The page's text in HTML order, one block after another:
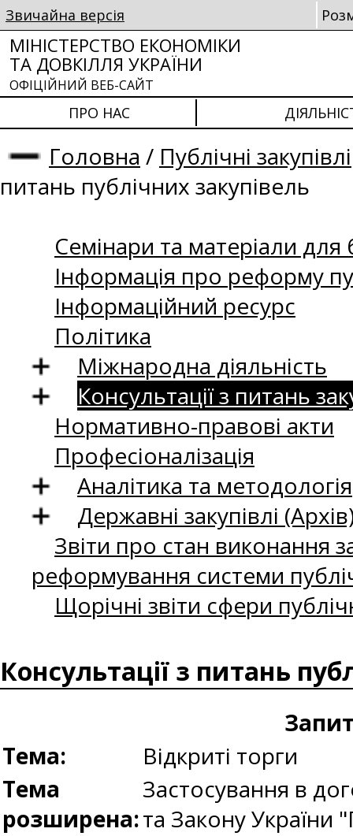
Звичайна версія
МІНІСТЕРСТВО ЕКОНОМІКИ
ТА ДОВКІЛЛЯ УКРАЇНИ
ОФІЦІЙНИЙ ВЕБ-САЙТ
ПРО НАС
Головна / Публічні закупівлі
питань публічних закупівель
Семінари та матеріали для
Інформація про реформу
Інформаційний ресурс
Політика
Міжнародна діяльність
Консультації з питань
Нормативно-правові акти
Професіоналізація
Аналітика та методологія
Державні закупівлі
Звіти про стан виконання
реформування системи
Щорічні звіти сфери
Консультації з питань
Тема:
Відкриті торги
Тема
розширена:
Застосування в
та Закону України